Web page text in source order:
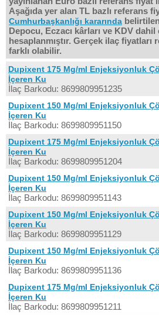
Aşağıda yer alan TL bazlı referans
Cumhurbaşkanlığı kararında
Depocu, Eczacı kârları ve KDV dahil
hesaplanmıştır. Gerçek ilaç fiyatları
farklı olabilir.
Dupixent 175 Mg/ml Enjeksiyonluk
İçeren Ku
İlaç Barkodu: 8699809951235
Dupixent 150 Mg/ml Enjeksiyonluk
İçeren Ku
İlaç Barkodu: 8699809951150
Dupixent 175 Mg/ml Enjeksiyonluk
İçeren Ku
İlaç Barkodu: 8699809951204
Dupixent 150 Mg/ml Enjeksiyonluk
İçeren Ku
İlaç Barkodu: 8699809951143
Dupixent 150 Mg/ml Enjeksiyonluk
İçeren Ku
İlaç Barkodu: 8699809951129
Dupixent 150 Mg/ml Enjeksiyonluk
İçeren Ku
İlaç Barkodu: 8699809951136
Dupixent 175 Mg/ml Enjeksiyonluk
İçeren Ku
İlaç Barkodu: 8699809951211